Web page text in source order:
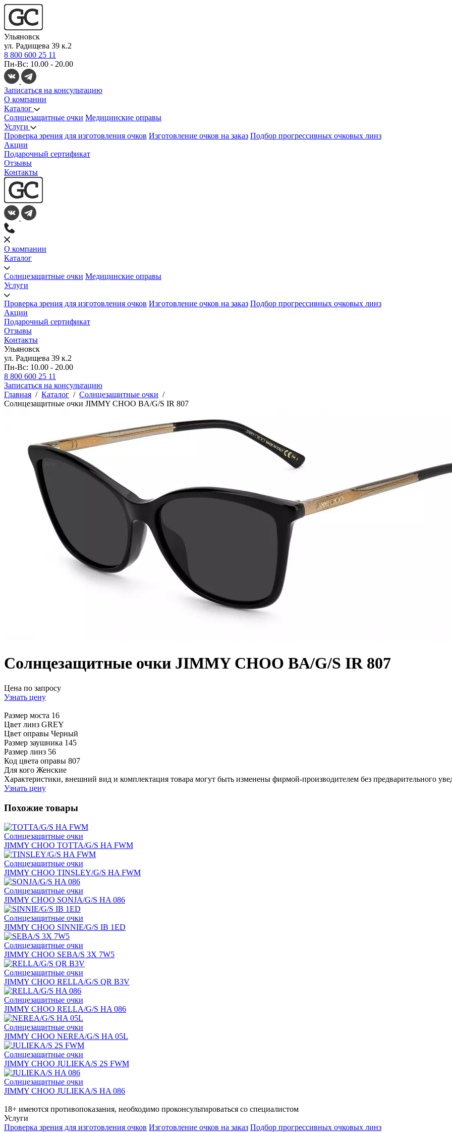
Ульяновск
ул. Радищева 39 к.2
8 800 600 25 11
Пн-Вс: 10.00 - 20.00
Записаться на консультацию
О компании
Каталог
Солнцезащитные очки Медицинские оправы
Услуги
Проверка зрения для изготовления очков Изготовление очков на заказ Подбор прогрессивных очковых линз
Акции
Подарочный сертификат
Отзывы
Контакты
О компании
Каталог
Солнцезащитные очки Медицинские оправы
Услуги
Проверка зрения для изготовления очков Изготовление очков на заказ Подбор прогрессивных очковых линз
Акции
Подарочный сертификат
Отзывы
Контакты
Ульяновск
ул. Радищева 39 к.2
Пн-Вс: 10.00 - 20.00
8 800 600 25 11
Записаться на консультацию
Главная / Каталог / Солнцезащитные очки /
Солнцезащитные очки JIMMY CHOO BA/G/S IR 807
Солнцезащитные очки JIMMY CHOO BA/G/S IR 807
Цена по запросу
Узнать цену
Размер моста 16
Цвет линз GREY
Цвет оправы Черный
Размер заушника 145
Размер линз 56
Код цвета оправы 807
Для кого Женские
Характеристики, внешний вид и комплектация товара могут быть изменены фирмой-производителем без предварительного
Узнать цену
Похожие товары
Солнцезащитные очки
JIMMY CHOO TOTTA/G/S HA FWM
Солнцезащитные очки
JIMMY CHOO TINSLEY/G/S HA FWM
Солнцезащитные очки
JIMMY CHOO SONJA/G/S HA 086
Солнцезащитные очки
JIMMY CHOO SINNIE/G/S IB 1ED
Солнцезащитные очки
JIMMY CHOO SEBA/S 3X 7W5
Солнцезащитные очки
JIMMY CHOO RELLA/G/S QR B3V
Солнцезащитные очки
JIMMY CHOO RELLA/G/S HA 086
Солнцезащитные очки
JIMMY CHOO NEREA/G/S HA 05L
Солнцезащитные очки
JIMMY CHOO JULIEKA/S 2S FWM
Солнцезащитные очки
JIMMY CHOO JULIEKA/S HA 086
18+ имеются противопоказания, необходимо проконсультироваться со специалистом
Услуги
Проверка зрения для изготовления очков Изготовление очков на заказ Подбор прогрессивных очковых линз